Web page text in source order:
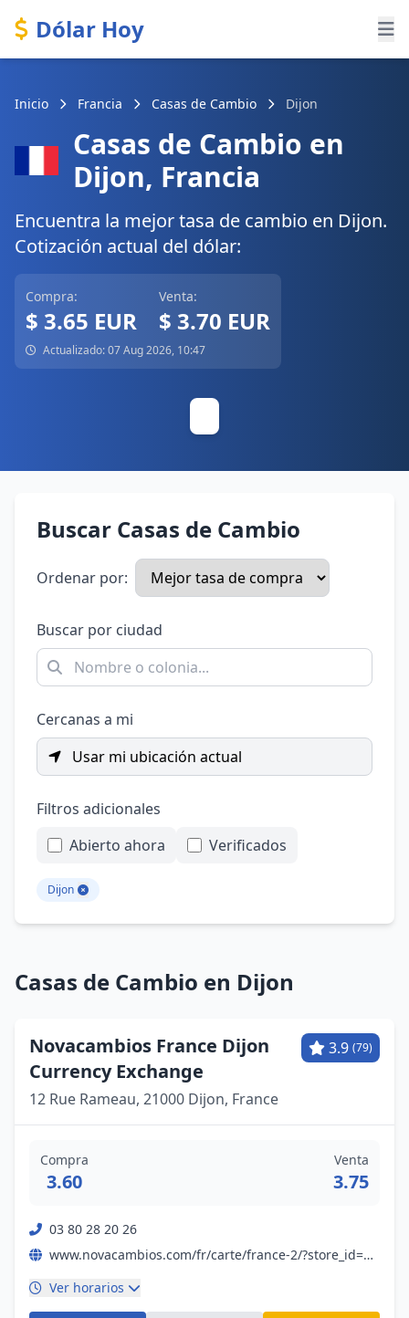
Dólar Hoy
Inicio Francia Casas de Cambio Dijon
Casas de Cambio en
Dijon, Francia
Encuentra la mejor tasa de cambio en Dijon.
Cotización actual del dólar:
Compra:
$ 3.65 EUR
Venta:
$ 3.70 EUR
Actualizado: 07 Aug 2026, 10:47
Buscar Casas de Cambio
Ordenar por:
Buscar por ciudad
Cercanas a mi
Usar mi ubicación actual
Filtros adicionales
Abierto ahora
Verificados
Dijon
Casas de Cambio en Dijon
Novacambios France Dijon
Currency Exchange
3.9 (79)
12 Rue Rameau, 21000 Dijon, France
Compra
3.60
Venta
3.75
03 80 28 20 26
www.novacambios.com/fr/carte/france-2/?store_id=102
Ver horarios